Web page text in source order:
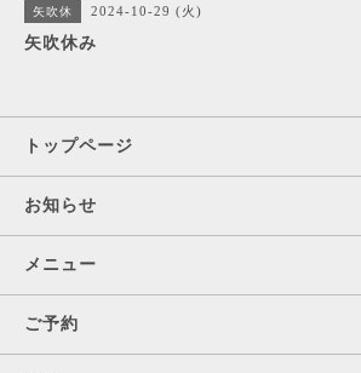
矢吹休 2024-10-29 (火)
矢吹休み
トップページ
お知らせ
メニュー
ご予約